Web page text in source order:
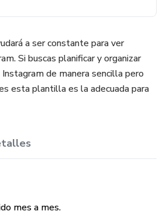
a ser constante para ver
Si buscas planificar y organizar
de manera sencilla pero
esta plantilla es la adecuada para
mes a mes.